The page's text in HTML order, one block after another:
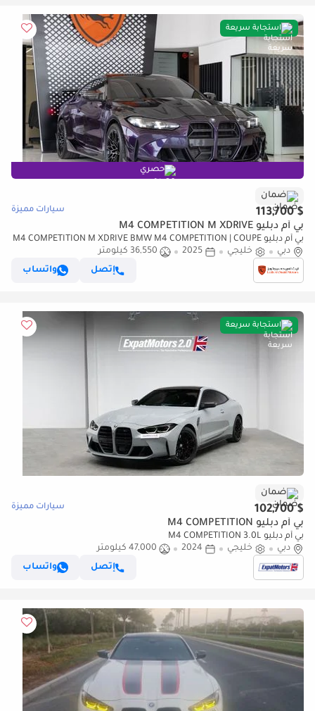
استجابة سريعة
حصري
ضمان
$ 113,700 سيارات مميزة
بي أم دبليو M4 COMPETITION M XDRIVE
بي أم دبليو M4 COMPETITION M XDRIVE BMW M4 COMPETITION | COUPE
| GCC | 5 YEARS WARRANTY | SERVICE CONTRACT | FULL C
دبي خليجي 2025
36,550 كيلومتر
إتصل
واتساب
استجابة سريعة
ضمان
$ 102,700 سيارات مميزة
بي أم دبليو M4 COMPETITION
بي أم دبليو M4 COMPETITION 3.0L
دبي
خليجي 2024
47,000 كيلومتر
إتصل
واتساب